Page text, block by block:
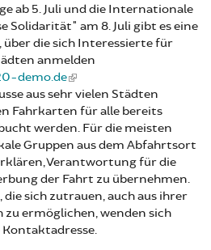
ab 5. Juli und die Internationale
Solidarität" am 8. Juli gibt es eine
die sich Interessierte für
anmelden
demo.de
aus sehr vielen Städten
Fahrkarten für alle bereits
werden. Für die meisten
Gruppen aus dem Abfahrtsort
Verantwortung für die
der Fahrt zu übernehmen.
sich zutrauen, auch aus ihrer
ermöglichen, wenden sich